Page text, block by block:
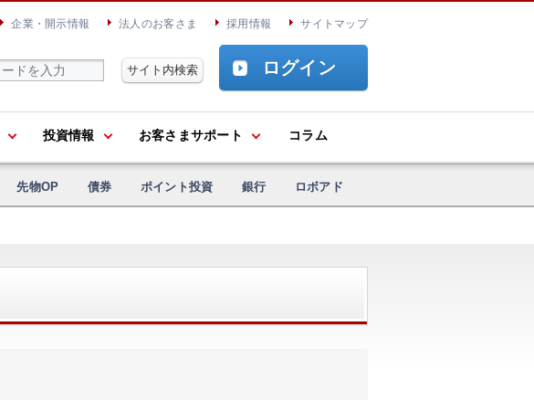
企業・開示情報 法人のお客さま 採用情報 サイトマップ
ログイン
投資情報 お客さまサポート コラム
先物OP 債券 ポイント投資 銀行 ロボアド